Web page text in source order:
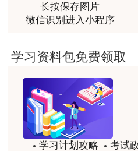
专家随机从每个人的
的分数相近，如果有2张
评分的所有试卷全部提出
一造考试题型题量
非常非常非常非常棒！！!！
用户m2****66
非常非常非常非常棒！！!！
土建计量这门课我听了门
程，感觉各有千秋，正好
试，非常感谢两位老师的课
用户xi****mo
长按保存图片
微信识别进入小程序
学习资料包免费领取
学习计划攻略
考试